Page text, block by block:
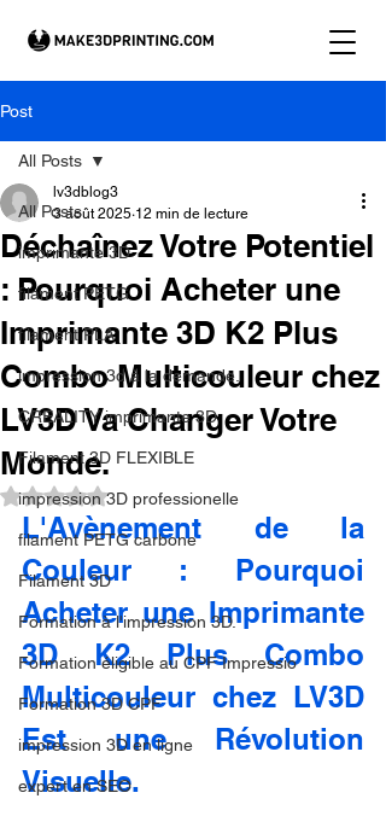
Post
All Posts
imprimante 3D
filament PETG
filament PLA
impression 3d à la demande.
CREALITY imprimante 3D
Filament 3D FLEXIBLE
impression 3D professionelle
filament PETG carbone
Filament 3D
Formation à l'impression 3D.
Formation éligible au CPF Impressio
Formation 3D CPF
impression 3D en ligne
expert en SEO
All Posts
Déchaînez Votre Potentiel
: Pourquoi Acheter une
Imprimante 3D K2 Plus
Combo Multicouleur chez
LV3D Va Changer Votre
Monde.
lv3dblog3
3 août 2025 12 min de lecture
Noté NaN étoiles sur 5.
L'Avènement de la
Couleur : Pourquoi
Acheter une Imprimante
3D K2 Plus Combo
Multicouleur chez LV3D
Est une Révolution
Visuelle.